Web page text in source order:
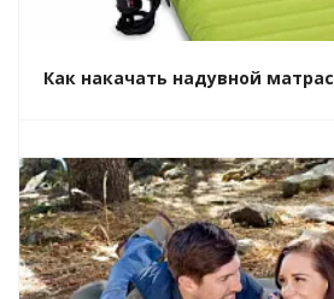
Как накачать надувной матрас